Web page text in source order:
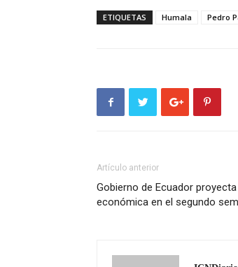
ETIQUETAS Humala Pedro
Artículo anterior
Gobierno de Ecuador
económica en el segundo